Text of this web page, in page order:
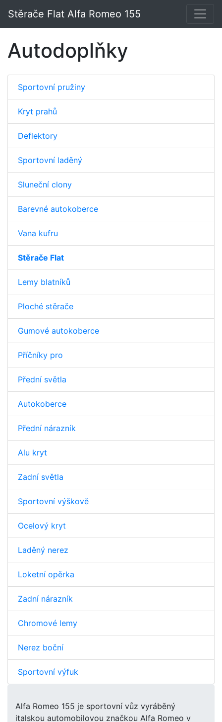
Stěrače Flat Alfa Romeo 155
Autodoplňky
Sportovní pružiny
Kryt prahů
Deflektory
Sportovní laděný
Sluneční clony
Barevné autokoberce
Vana kufru
Stěrače Flat
Lemy blatníků
Ploché stěrače
Gumové autokoberce
Příčníky pro
Přední světla
Autokoberce
Přední nárazník
Alu kryt
Zadní světla
Sportovní výškově
Ocelový kryt
Laděný nerez
Loketní opěrka
Zadní nárazník
Chromové lemy
Nerez boční
Sportovní výfuk
Alfa Romeo 155 je sportovní vůz vyráběný
italskou automobilovou značkou Alfa Romeo v